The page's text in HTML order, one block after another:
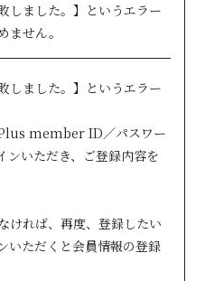
DISCOGRAPHY
CONTACT
しました。】というエラー
ません。
しました。】というエラー
member ID／パスワー
ンいただき、ご登録内容を
ければ、再度、登録したい
いただくと会員情報の登録